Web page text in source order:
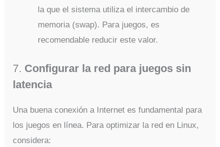
la que el sistema utiliza el intercambio de
memoria (swap). Para juegos, es
recomendable reducir este valor.
7. Configurar la red para juegos sin
latencia
Una buena conexión a Internet es fundamental para
los juegos en línea. Para optimizar la red en Linux,
considera: